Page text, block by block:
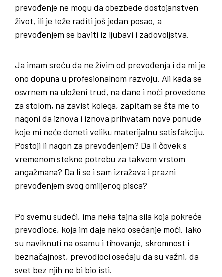
prevođenje ne mogu da obezbede dostojanstven
život, ili je teže raditi još jedan posao, a
prevođenjem se baviti iz ljubavi i zadovoljstva.
Ja imam sreću da ne živim od prevođenja i da mi je
ono dopuna u profesionalnom razvoju. Ali kada se
osvrnem na uloženi trud, na dane i noći provedene
za stolom, na zavist kolega, zapitam se šta me to
nagoni da iznova i iznova prihvatam nove ponude
koje mi neće doneti veliku materijalnu satisfakciju.
Postoji li nagon za prevođenjem? Da li čovek s
vremenom stekne potrebu za takvom vrstom
angažmana? Da li se i sam izražava i prazni
prevođenjem svog omiljenog pisca?
Po svemu sudeći, ima neka tajna sila koja pokreće
prevodioce, koja im daje neko osećanje moći. Iako
su naviknuti na osamu i tihovanje, skromnost i
beznačajnost, prevodioci osećaju da su važni, da
svet bez njih ne bi bio isti.